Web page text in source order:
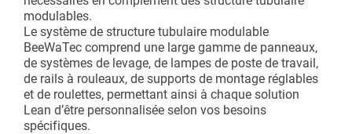
modulables.
Le système de structure tubulaire modulable
BeeWaTec comprend une large gamme de panneaux,
de systèmes de levage, de lampes de poste de travail,
de rails à rouleaux, de supports de montage réglables
et de roulettes, permettant ainsi à chaque solution
Lean d’être personnalisée selon vos besoins
spécifiques.